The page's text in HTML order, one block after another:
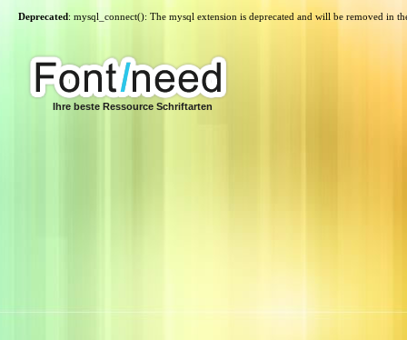
Deprecated: mysql_connect(): The mysql extension is deprecated and will be removed in
Ihre beste Ressource Schriftarten